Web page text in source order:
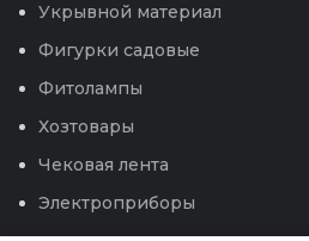
Укрывной материал
Фигурки садовые
Фитолампы
Хозтовары
Чековая лента
Электроприборы